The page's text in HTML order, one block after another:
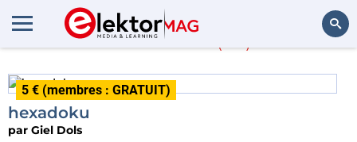
Giel Dols
5 € (membres : GRATUIT)
hexadoku
par Giel Dols